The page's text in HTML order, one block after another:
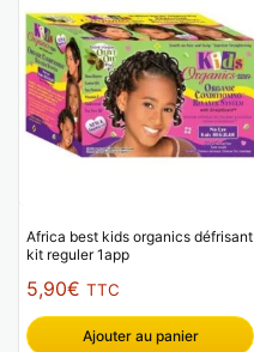
Africa best kids organics défrisant
kit reguler 1app
5,90€ TTC
Ajouter au panier